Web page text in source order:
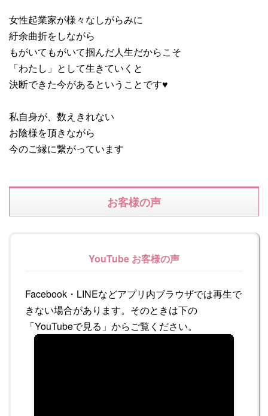
女性起業家が様々なしがらみに
紆余曲折をしながら
もがいてもがいて掴んだ人生だからこそ
「わたし」として生きていくと
決断できた今があるということです♥
私自身が、数えきれない
お陰様を頂きながら
今のご縁に繋がっています
お客様の声
YouTube お客様の声
Facebook・LINEなどアプリ内ブラウザでは再生で
きない場合があります。そのときは下の
「YouTubeで見る」からご覧ください。